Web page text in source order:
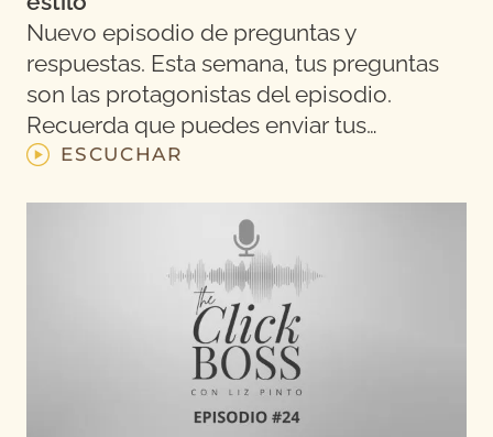
Nuevo episodio de preguntas y
respuestas. Esta semana, tus preguntas
son las protagonistas del episodio.
Recuerda que puedes enviar tus…
ESCUCHAR